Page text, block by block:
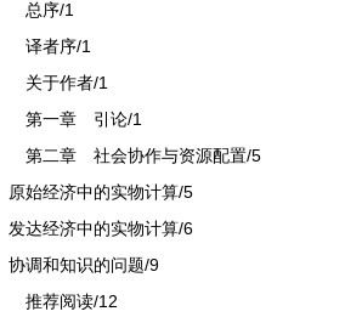
总序/1
译者序/1
关于作者/1
第一章 引论/1
第二章 社会协作与资源配置/5
原始经济中的实物计算/5
发达经济中的实物计算/6
协调和知识的问题/9
推荐阅读/12